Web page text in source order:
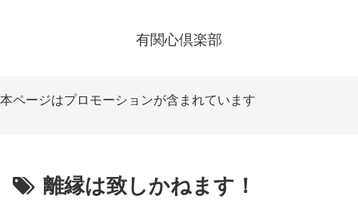
有関心倶楽部
本ページはプロモーションが含まれています
離縁は致しかねます！